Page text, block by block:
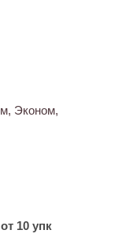
Эконом,
от 10 упк